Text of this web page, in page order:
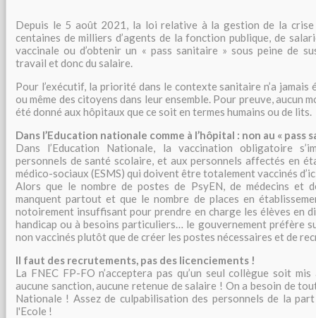
Depuis le 5 août 2021, la loi relative à la gestion de la crise
centaines de milliers d’agents de la fonction publique, de
vaccinale ou d’obtenir un « pass sanitaire » sous peine de
travail et donc du salaire.
Pour l’exécutif, la priorité dans le contexte sanitaire n’a jamais
ou même des citoyens dans leur ensemble. Pour preuve, aucun
été donné aux hôpitaux que ce soit en termes humains ou de lits.
Dans l’Education nationale comme à l’hôpital : non au « pass
Dans l’Education Nationale, la vaccination obligatoire
personnels de santé scolaire, et aux personnels affectés en
médico-sociaux (ESMS) qui doivent être totalement vaccinés
Alors que le nombre de postes de PsyEN, de médecins et
manquent partout et que le nombre de places en
notoirement insuffisant pour prendre en charge les élèves en
handicap ou à besoins particuliers… le gouvernement préfère
non vaccinés plutôt que de créer les postes nécessaires et de
Il faut des recrutements, pas des licenciements !
La FNEC FP-FO n’acceptera pas qu’un seul collègue soit mis
aucune sanction, aucune retenue de salaire ! On a besoin de
Nationale ! Assez de culpabilisation des personnels de la
l'Ecole !